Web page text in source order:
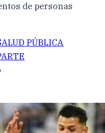
de personas
PÚBLICA